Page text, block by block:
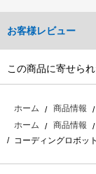
お客様レビュー
この商品に寄せら
ホーム 商品情報
ホーム
商品情報
コーディングロボッ